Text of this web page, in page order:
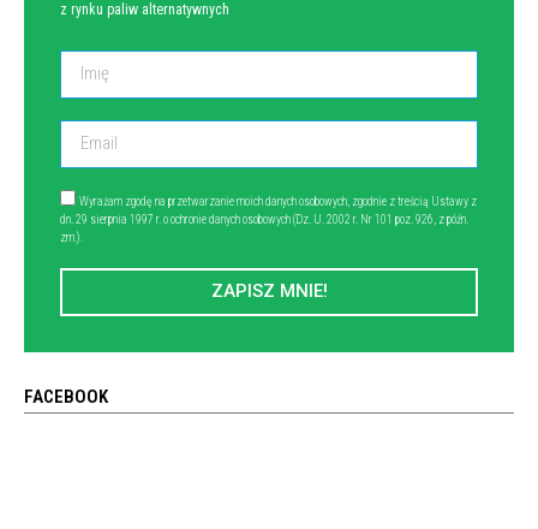
z rynku paliw alternatywnych
Wyrażam zgodę na przetwarzanie moich danych osobowych, zgodnie z treścią Ustawy z
dn. 29 sierpnia 1997 r. o ochronie danych osobowych (Dz. U. 2002 r. Nr 101 poz. 926, z późn.
zm.).
ZAPISZ MNIE!
FACEBOOK